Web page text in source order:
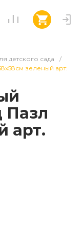
детского сада
/
зеленый арт.
Пазл
арт.